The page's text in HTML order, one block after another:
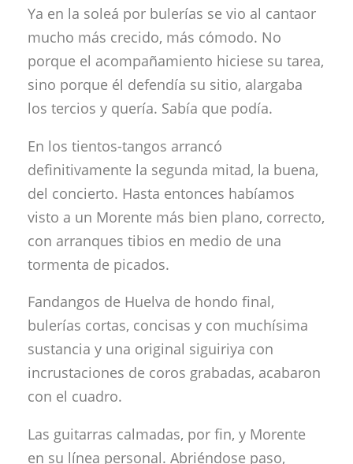
Ya en la soleá por bulerías se vio al cantaor
mucho más crecido, más cómodo. No
porque el acompañamiento hiciese su tarea,
sino porque él defendía su sitio, alargaba
los tercios y quería. Sabía que podía.
En los tientos-tangos arrancó
definitivamente la segunda mitad, la buena,
del concierto. Hasta entonces habíamos
visto a un Morente más bien plano, correcto,
con arranques tibios en medio de una
tormenta de picados.
Fandangos de Huelva de hondo final,
bulerías cortas, concisas y con muchísima
sustancia y una original siguiriya con
incrustaciones de coros grabadas, acabaron
con el cuadro.
Las guitarras calmadas, por fin, y Morente
en su línea personal. Abriéndose paso,